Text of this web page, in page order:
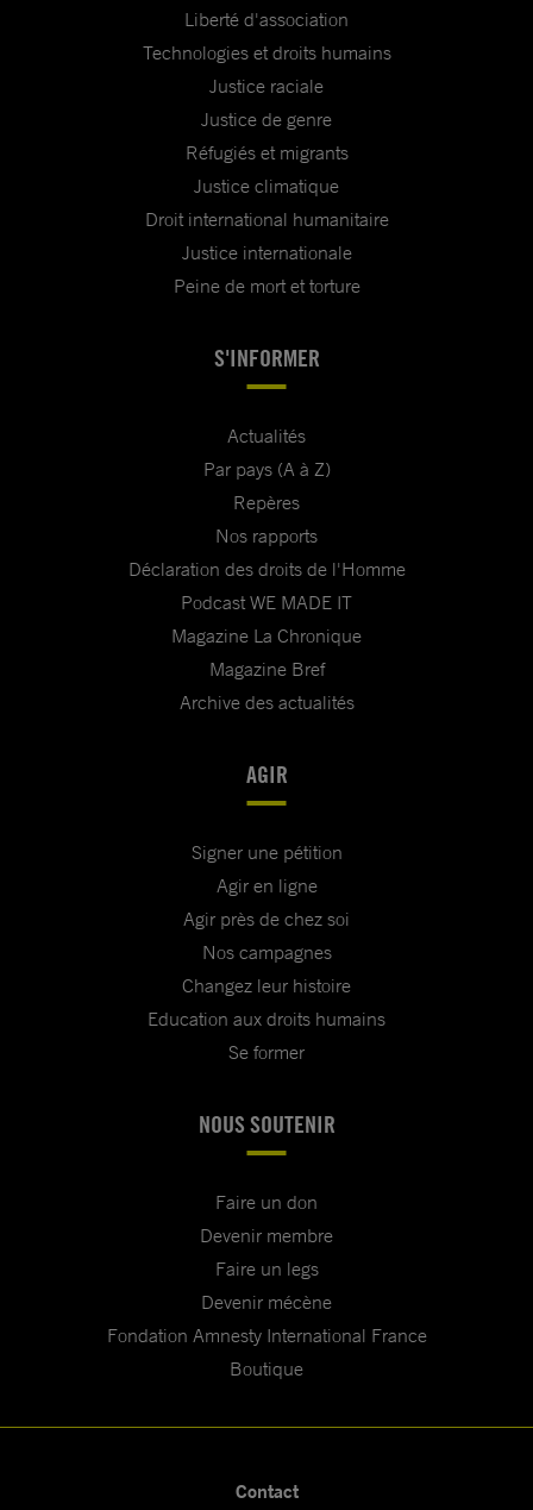
Liberté d'association
Technologies et droits humains
Justice raciale
Justice de genre
Réfugiés et migrants
Justice climatique
Droit international humanitaire
Justice internationale
Peine de mort et torture
S'INFORMER
Actualités
Par pays (A à Z)
Repères
Nos rapports
Déclaration des droits de l'Homme
Podcast WE MADE IT
Magazine La Chronique
Magazine Bref
Archive des actualités
AGIR
Signer une pétition
Agir en ligne
Agir près de chez soi
Nos campagnes
Changez leur histoire
Education aux droits humains
Se former
NOUS SOUTENIR
Faire un don
Devenir membre
Faire un legs
Devenir mécène
Fondation Amnesty International France
Boutique
Contact